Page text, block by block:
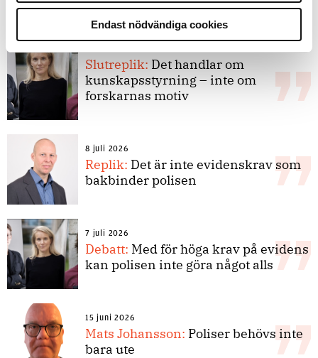
Endast nödvändiga cookies
Debatt
Slutreplik: Det handlar om
kunskapsstyrning – inte om
forskarnas motiv
8 juli 2026
Replik: Det är inte evidenskrav som
bakbinder polisen
7 juli 2026
Debatt: Med för höga krav på evidens
kan polisen inte göra något alls
15 juni 2026
Mats Johansson: Poliser behövs inte
bara ute